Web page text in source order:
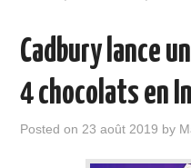
Cadbury lance
4 chocolats en
Posted on 23 août 2019 by